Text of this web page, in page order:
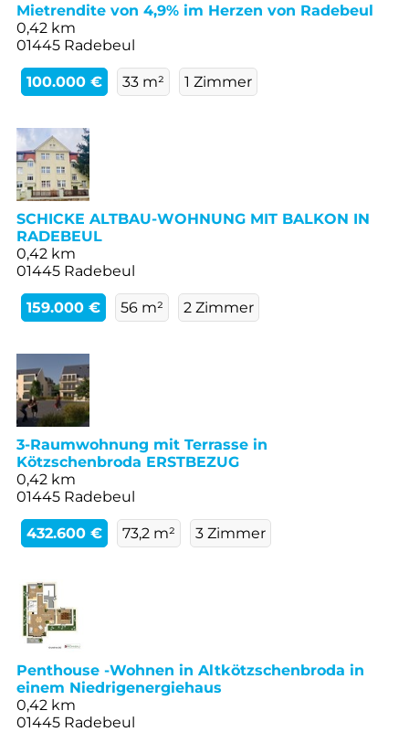
Mietrendite von 4,9% im Herzen von Radebeul
0,42 km
01445 Radebeul
100.000 € 33 m² 1 Zimmer
SCHICKE ALTBAU-WOHNUNG MIT BALKON IN
RADEBEUL
0,42 km
01445 Radebeul
159.000 € 56 m² 2 Zimmer
3-Raumwohnung mit Terrasse in
Kötzschenbroda ERSTBEZUG
0,42 km
01445 Radebeul
432.600 € 73,2 m² 3 Zimmer
Penthouse -Wohnen in Altkötzschenbroda in
einem Niedrigenergiehaus
0,42 km
01445 Radebeul